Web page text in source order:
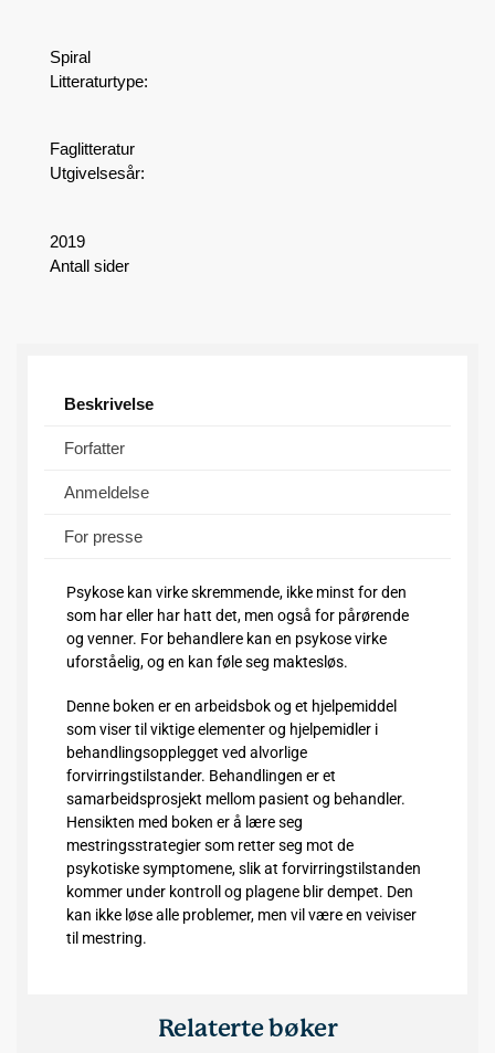
Spiral
Litteraturtype:
Faglitteratur
Utgivelsesår:
2019
Antall sider
Beskrivelse
Forfatter
Anmeldelse
For presse
Psykose kan virke skremmende, ikke minst for den
som har eller har hatt det, men også for pårørende
og venner. For behandlere kan en psykose virke
uforståelig, og en kan føle seg maktesløs.
Denne boken er en arbeidsbok og et hjelpemiddel
som viser til viktige elementer og hjelpemidler i
behandlingsopplegget ved alvorlige
forvirringstilstander. Behandlingen er et
samarbeidsprosjekt mellom pasient og behandler.
Hensikten med boken er å lære seg
mestringsstrategier som retter seg mot de
psykotiske symptomene, slik at forvirringstilstanden
kommer under kontroll og plagene blir dempet. Den
kan ikke løse alle problemer, men vil være en veiviser
til mestring.
Relaterte bøker